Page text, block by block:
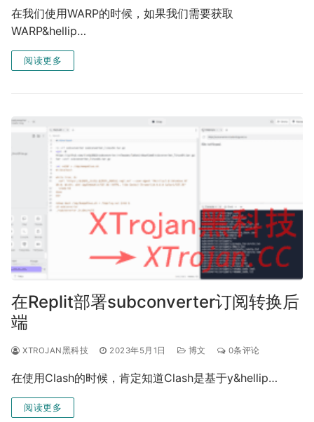
在我们使用WARP的时候，如果我们需要获取
WARP&hellip…
阅读更多
在Replit部署subconverter订阅转换后
端
XTROJAN黑科技 2023年5月1日 博文 0条评论
在使用Clash的时候，肯定知道Clash是基于y&hellip…
阅读更多